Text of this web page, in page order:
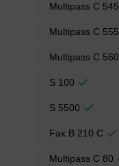
Multipass C 545
Multipass C 555
Multipass C 560
S 100
S 5500
Fax B 210 C
Multipass C 80